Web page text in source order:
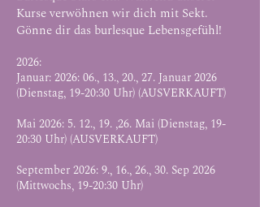
Kurse verwöhnen wir dich mit Sekt.
Gönne dir das burlesque Lebensgefühl!
2026:
Januar: 2026: 06., 13., 20., 27. Januar 2026
(Dienstag, 19-20:30 Uhr) (AUSVERKAUFT)
Mai 2026: 5. 12., 19. ,26. Mai (Dienstag, 19-
20:30 Uhr) (AUSVERKAUFT)
September 2026: 9., 16., 26., 30. Sep 2026
(Mittwochs, 19-20:30 Uhr)